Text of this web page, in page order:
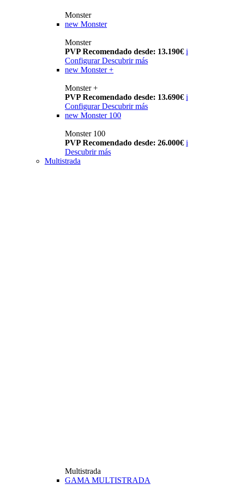
Monster
new Monster
Monster
PVP Recomendado desde: 13.190€ i
Configurar Descubrir más
new Monster +
Monster +
PVP Recomendado desde: 13.690€ i
Configurar Descubrir más
new Monster 100
Monster 100
PVP Recomendado desde: 26.000€ i
Descubrir más
Multistrada
Multistrada
GAMA MULTISTRADA